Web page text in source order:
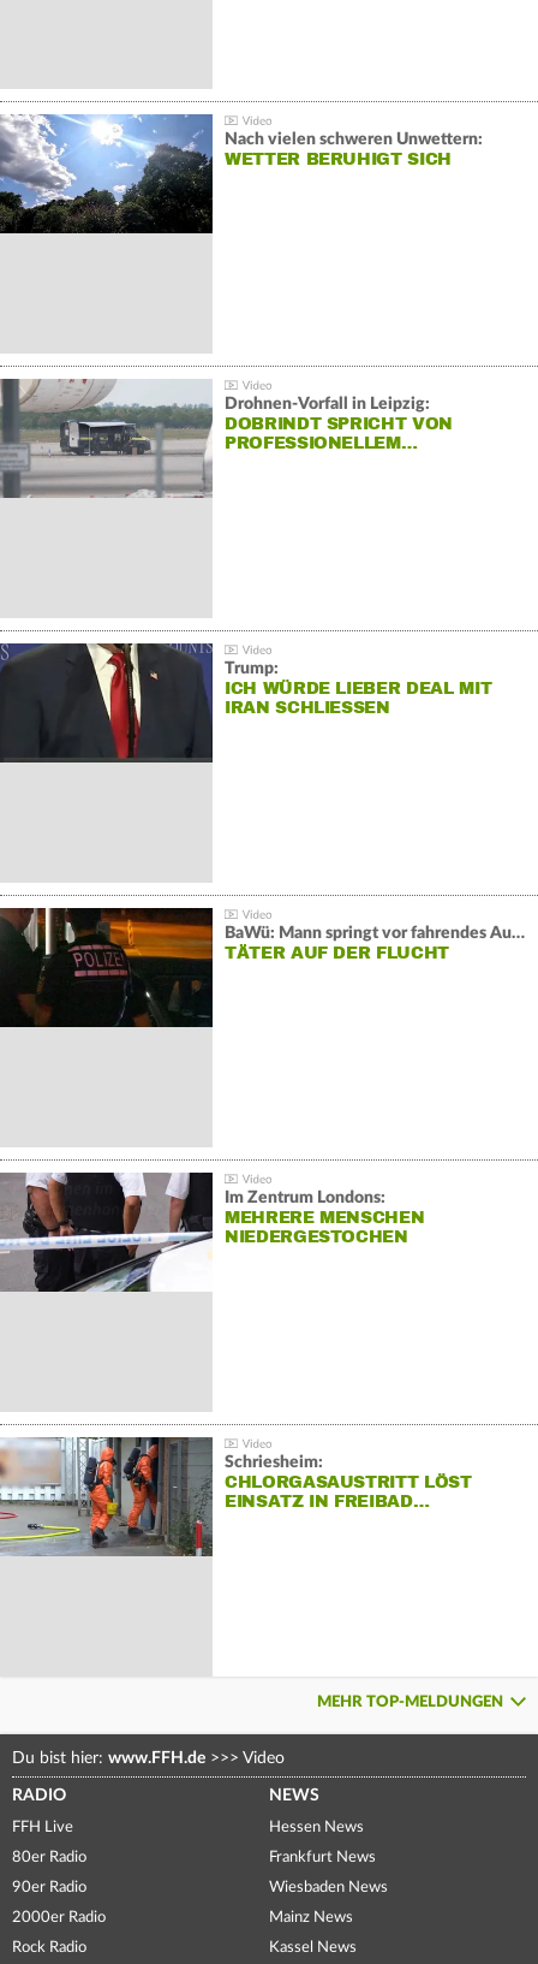
Nach vielen schweren Unwettern:
WETTER BERUHIGT SICH
Drohnen-Vorfall in Leipzig:
DOBRINDT SPRICHT VON
PROFESSIONELLEM…
Trump:
ICH WÜRDE LIEBER DEAL MIT
IRAN SCHLIESSEN
BaWü: Mann springt vor fahrendes Auto und schießt
TÄTER AUF DER FLUCHT
Im Zentrum Londons:
MEHRERE MENSCHEN
NIEDERGESTOCHEN
Schriesheim:
CHLORGASAUSTRITT LÖST
EINSATZ IN FREIBAD…
MEHR TOP-MELDUNGEN
Du bist hier: www.FFH.de >>> Video
RADIO
FFH Live
80er Radio
90er Radio
2000er Radio
Rock Radio
NEWS
Hessen News
Frankfurt News
Wiesbaden News
Mainz News
Kassel News